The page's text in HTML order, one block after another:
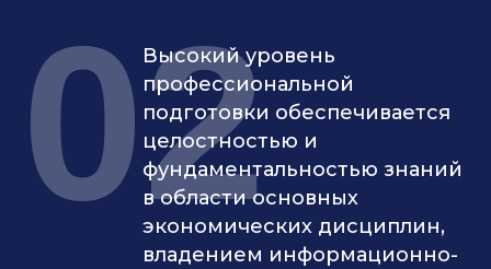
Высокий уровень
профессиональной
подготовки обеспечивается
целостностью и
фундаментальностью знаний
в области основных
экономических дисциплин,
владением информационно-
02